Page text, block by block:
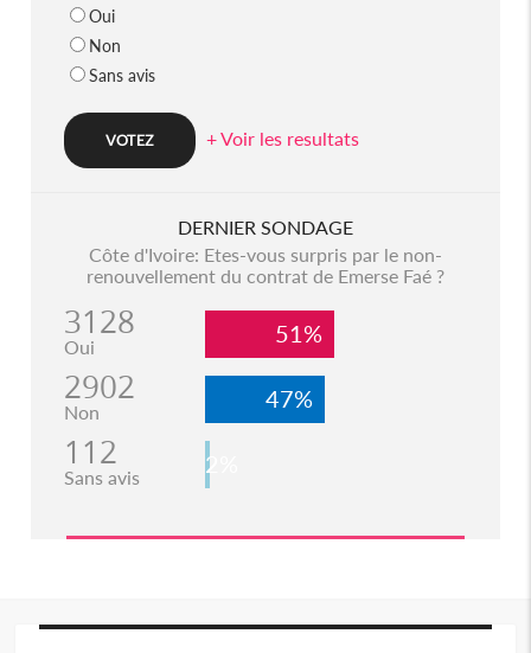
Oui
Non
Sans avis
+ Voir les resultats
DERNIER SONDAGE
Côte d'Ivoire: Etes-vous surpris par le non-
renouvellement du contrat de Emerse Faé ?
3128
Oui 51%
2902
Non 47%
112
Sans avis 2%